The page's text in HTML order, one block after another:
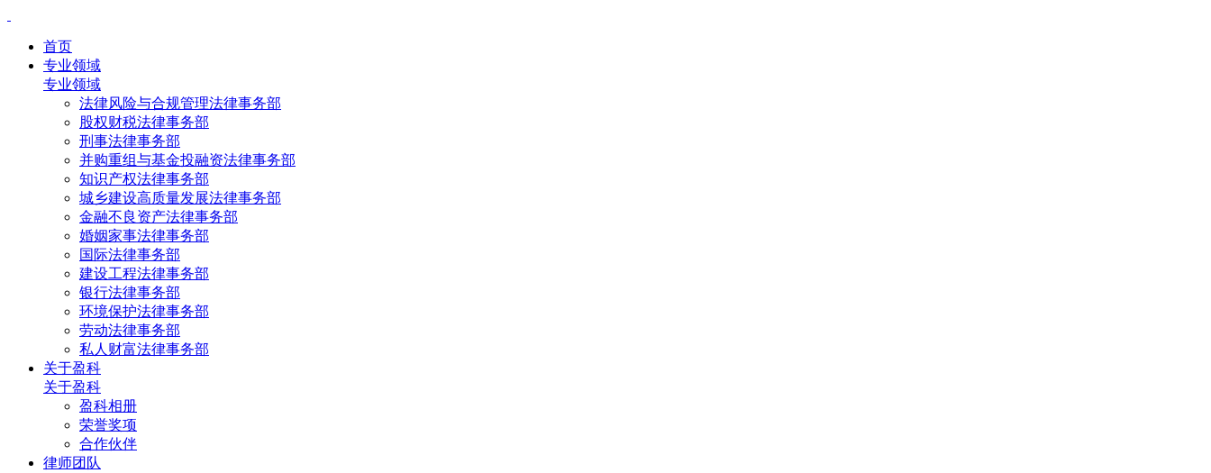
首页
专业领域
专业领域
法律风险与合规管理法律事务部
股权财税法律事务部
刑事法律事务部
并购重组与基金投融资法律事务部
知识产权法律事务部
城乡建设高质量发展法律事务部
金融不良资产法律事务部
婚姻家事法律事务部
国际法律事务部
建设工程法律事务部
银行法律事务部
环境保护法律事务部
劳动法律事务部
私人财富法律事务部
关于盈科
关于盈科
盈科相册
荣誉奖项
合作伙伴
律师团队